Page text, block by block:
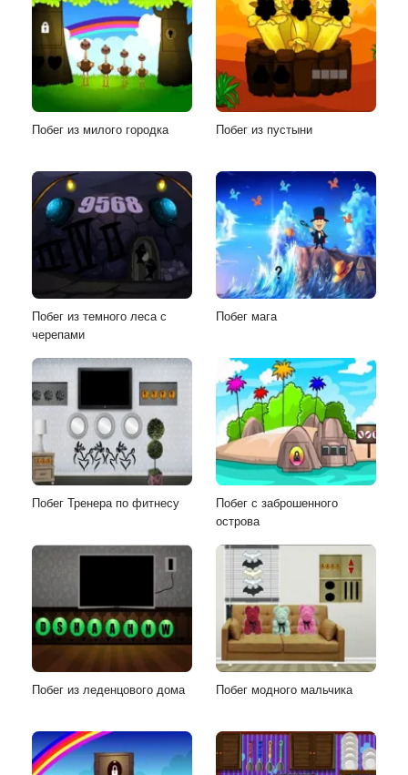
Побег из милого городка Побег из пустыни
Побег из темного леса с
черепами
Побег мага
Побег Тренера по фитнесу
Побег с заброшенного
острова
Побег из леденцового дома Побег модного мальчика